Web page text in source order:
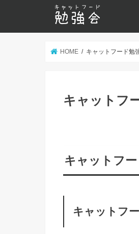
HOME キャットフード勉
キャットフ
キャットフ
キャットフ